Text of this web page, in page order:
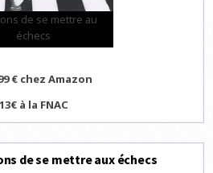
de se mettre au
échecs
€ chez Amazon
à la FNAC
de se mettre aux échecs